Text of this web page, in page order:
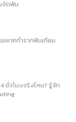
จัดฟัน
ยากทำรากฟันเทียม
ชั่วโมงจริงไหม? รู้จัก